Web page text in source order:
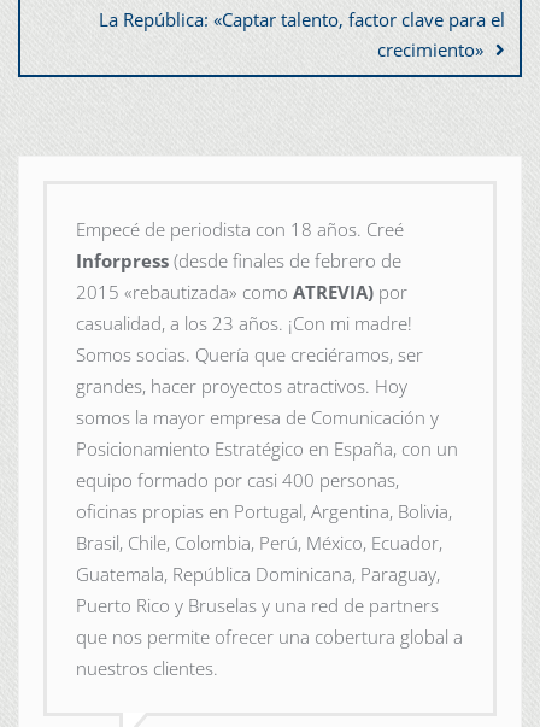
La República: «Captar talento, factor clave para el
crecimiento»
Empecé de periodista con 18 años. Creé
Inforpress (desde finales de febrero de
2015 «rebautizada» como ATREVIA) por
casualidad, a los 23 años. ¡Con mi madre!
Somos socias. Quería que creciéramos, ser
grandes, hacer proyectos atractivos. Hoy
somos la mayor empresa de Comunicación y
Posicionamiento Estratégico en España, con un
equipo formado por casi 400 personas,
oficinas propias en Portugal, Argentina, Bolivia,
Brasil, Chile, Colombia, Perú, México, Ecuador,
Guatemala, República Dominicana, Paraguay,
Puerto Rico y Bruselas y una red de partners
que nos permite ofrecer una cobertura global a
nuestros clientes.